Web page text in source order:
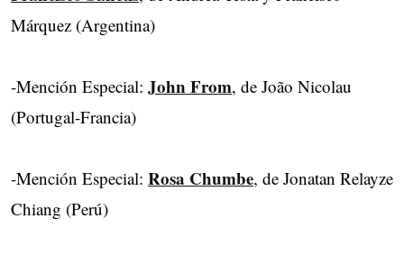
Márquez (Argentina)
-Mención Especial: John From, de João Nicolau
(Portugal-Francia)
-Mención Especial: Rosa Chumbe, de Jonatan Relayze
Chiang (Perú)